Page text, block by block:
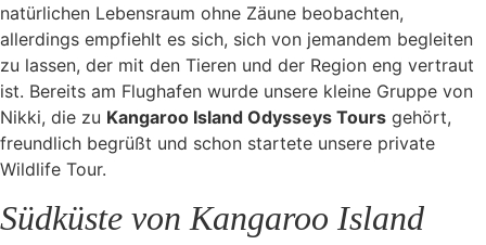
natürlichen Lebensraum ohne Zäune beobachten,
allerdings empfiehlt es sich, sich von jemandem begleiten
zu lassen, der mit den Tieren und der Region eng vertraut
ist. Bereits am Flughafen wurde unsere kleine Gruppe von
Nikki, die zu Kangaroo Island Odysseys Tours gehört,
freundlich begrüßt und schon startete unsere private
Wildlife Tour.
Südküste von Kangaroo Island